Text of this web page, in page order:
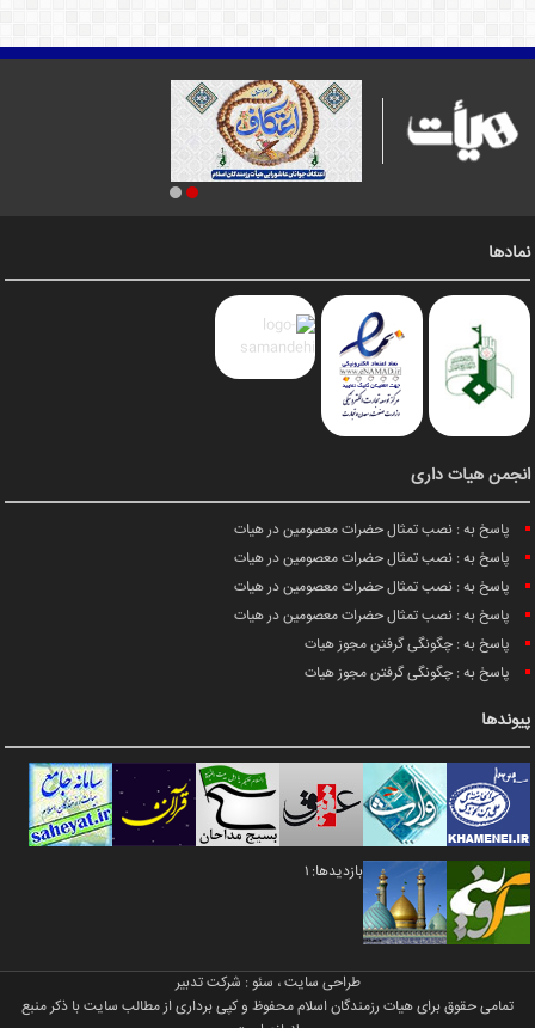
نمادها
انجمن هیات داری
پاسخ به : نصب تمثال حضرات معصومین در هیات
پاسخ به : نصب تمثال حضرات معصومین در هیات
پاسخ به : نصب تمثال حضرات معصومین در هیات
پاسخ به : نصب تمثال حضرات معصومین در هیات
پاسخ به : چگونگی گرفتن مجوز هیات
پاسخ به : چگونگی گرفتن مجوز هیات
پیوندها
بازدیدها: 1
طراحی سایت، سئو : شرکت تدبیر
تمامی حقوق برای هیات رزمندگان اسلام محفوظ و کپی برداری از مطالب سایت با ذکر منبع